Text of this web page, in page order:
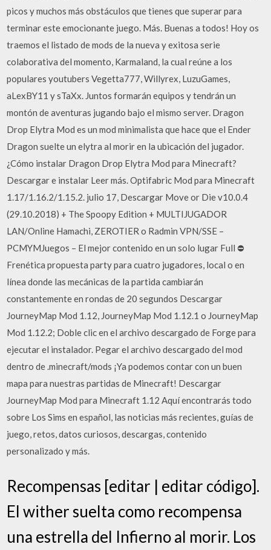
picos y muchos más obstáculos que tienes que superar para
terminar este emocionante juego. Más. Buenas a todos! Hoy os
traemos el listado de mods de la nueva y exitosa serie
colaborativa del momento, Karmaland, la cual reúne a los
populares youtubers Vegetta777, Willyrex, LuzuGames,
aLexBY11 y sTaXx. Juntos formarán equipos y tendrán un
montón de aventuras jugando bajo el mismo server. Dragon
Drop Elytra Mod es un mod minimalista que hace que el Ender
Dragon suelte un elytra al morir en la ubicación del jugador.
¿Cómo instalar Dragon Drop Elytra Mod para Minecraft?
Descargar e instalar Leer más. Optifabric Mod para Minecraft
1.17/1.16.2/1.15.2. julio 17, Descargar Move or Die v10.0.4
(29.10.2018) + The Spoopy Edition + MULTIJUGADOR
LAN/Online Hamachi, ZEROTIER o Radmin VPN/SSE –
PCMYMJuegos – El mejor contenido en un solo lugar Full ⛔
Frenética propuesta party para cuatro jugadores, local o en
línea donde las mecánicas de la partida cambiarán
constantemente en rondas de 20 segundos Descargar
JourneyMap Mod 1.12, JourneyMap Mod 1.12.1 o JourneyMap
Mod 1.12.2; Doble clic en el archivo descargado de Forge para
ejecutar el instalador. Pegar el archivo descargado del mod
dentro de .minecraft/mods ¡Ya podemos contar con un buen
mapa para nuestras partidas de Minecraft! Descargar
JourneyMap Mod para Minecraft 1.12 Aquí encontrarás todo
sobre Los Sims en español, las noticias más recientes, guías de
juego, retos, datos curiosos, descargas, contenido
personalizado y más.
Recompensas [editar | editar código].
El wither suelta como recompensa
una estrella del Infierno al morir. Los